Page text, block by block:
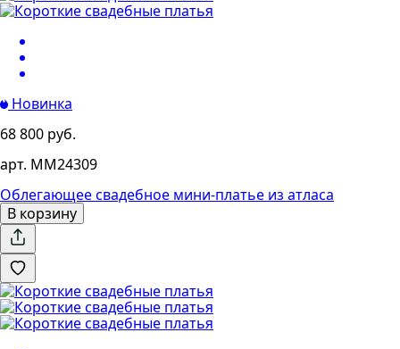
Новинка
68 800 руб.
арт. MM24309
Облегающее свадебное мини-платье из атласа
В корзину